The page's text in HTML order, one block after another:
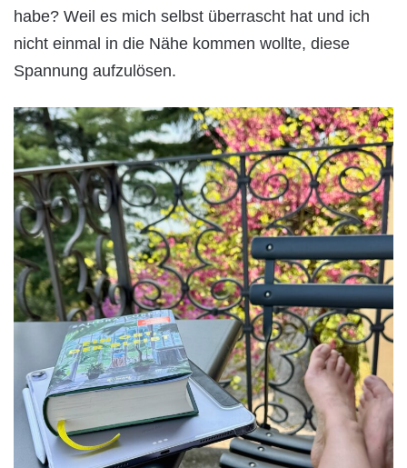
habe? Weil es mich selbst überrascht hat und ich
nicht einmal in die Nähe kommen wollte, diese
Spannung aufzulösen.